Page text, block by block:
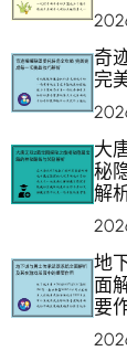
奇
完
大
秘
解
地
面
要